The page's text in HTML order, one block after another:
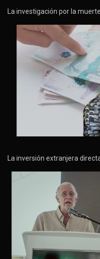
La investigación por la
La inversión extranjera